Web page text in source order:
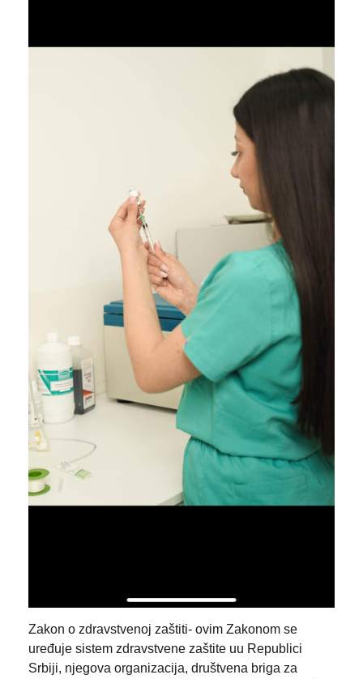
Zakon o zdravstvenoj zaštiti- ovim Zakonom se
uređuje sistem zdravstvene zaštite uu Republici
Srbiji, njegova organizacija, društvena briga za